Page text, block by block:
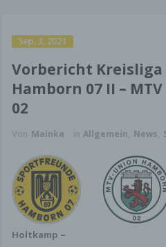
Sep. 3, 2021
Vorbericht Kreisliga
Hamborn 07 II –
02
Von Mainka in Allgemein, News,
Holtkamp –